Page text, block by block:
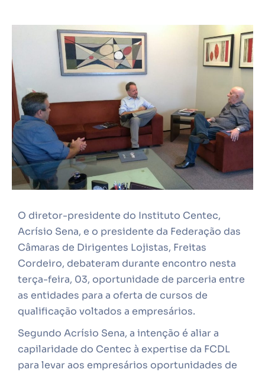
O diretor-presidente do Instituto Centec,
Acrísio Sena, e o presidente da Federação das
Câmaras de Dirigentes Lojistas, Freitas
Cordeiro, debateram durante encontro nesta
terça-feira, 03, oportunidade de parceria entre
as entidades para a oferta de cursos de
qualificação voltados a empresários.
Segundo Acrísio Sena, a intenção é aliar a
capilaridade do Centec à expertise da FCDL
para levar aos empresários oportunidades de